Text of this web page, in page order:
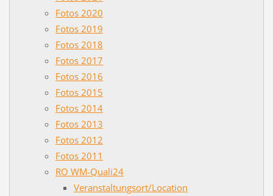
Fotos 2020
Fotos 2019
Fotos 2018
Fotos 2017
Fotos 2016
Fotos 2015
Fotos 2014
Fotos 2013
Fotos 2012
Fotos 2011
RO WM-Quali24
Veranstaltungsort/Location